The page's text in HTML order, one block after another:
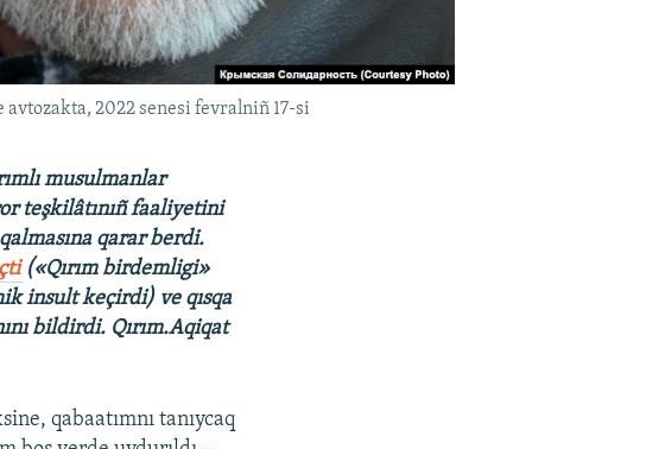
2022 senesi fevralniñ 17-si
musulmanlar
teşkilâtınıñ faaliyetini
qarar berdi.
(«Qırım birdemligi»
insult keçirdi) ve qısqa
bildirdi. Qırım.Aqiqat
qabaatımnı tanıycaq